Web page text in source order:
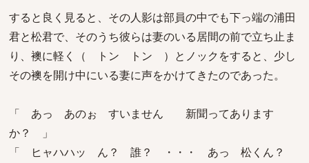
すると良く見ると、その人影は部員の中でも下っ端の浦田
君と松君で、そのうち彼らは妻のいる居間の前で立ち止ま
り、襖に軽く（ トン トン ）とノックをすると、少し
その襖を開け中にいる妻に声をかけてきたのであった。
「 あっ あのぉ すいません 新聞ってあります
か？ 」
「 ヒャハハッ ん？ 誰？ ・・・ あっ 松くん？